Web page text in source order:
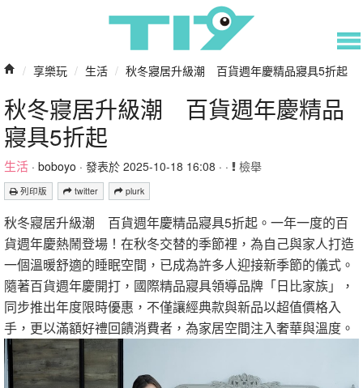
/ 享樂玩 / 生活 / 秋冬寢居升級潮 百貨週年慶精品寢具5折起
秋冬寢居升級潮 百貨週年慶精品
寢具5折起
生活 · boboyo · 發表於 2025-10-18 16:08 · · 檢舉
列印版 twitter plurk
秋冬寢居升級潮 百貨週年慶精品寢具5折起。一年一度的百
貨週年慶熱鬧登場！在秋冬交替的季節裡，為自己與家人打造
一個溫暖舒適的睡眠空間，已成為許多人迎接新季節的儀式。
隨著百貨週年慶開打，國際精品寢具領導品牌「日比家族」，
同步推出年度限時優惠，不僅讓經典款與新品以超值價格入
手，更以滿額好禮回饋消費者，為家居空間注入奢華與溫度。